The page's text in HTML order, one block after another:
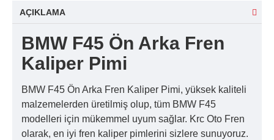
AÇIKLAMA
BMW F45 Ön Arka Fren
Kaliper Pimi
BMW F45 Ön Arka Fren Kaliper Pimi, yüksek kaliteli
malzemelerden üretilmiş olup, tüm BMW F45
modelleri için mükemmel uyum sağlar. Krc Oto Fren
olarak, en iyi fren kaliper pimlerini sizlere sunuyoruz.